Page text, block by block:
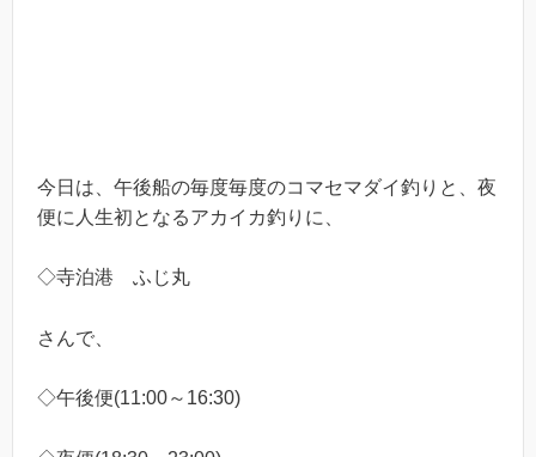
今日は、午後船の毎度毎度のコマセマダイ釣りと、夜
便に人生初となるアカイカ釣りに、
◇寺泊港 ふじ丸
さんで、
◇午後便(11:00～16:30)